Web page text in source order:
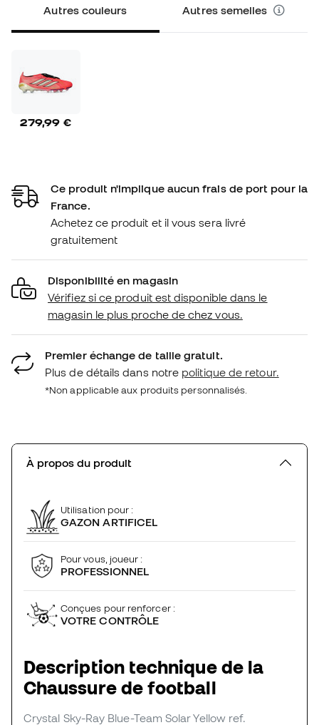
Autres couleurs Autres semelles
279,99 €
Ce produit n'implique aucun frais de port pour la
France.
Achetez ce produit et il vous sera livré
gratuitement
Disponibilité en magasin
Vérifiez si ce produit est disponible dans le
magasin le plus proche de chez vous.
Premier échange de taille gratuit.
Plus de détails dans notre politique de retour.
*Non applicable aux produits personnalisés.
À propos du produit
Utilisation pour :
GAZON ARTIFICEL
Pour vous, joueur :
PROFESSIONNEL
Conçues pour renforcer :
VOTRE CONTRÔLE
Description technique de la
Chaussure de football
Crystal Sky-Ray Blue-Team Solar Yellow ref.